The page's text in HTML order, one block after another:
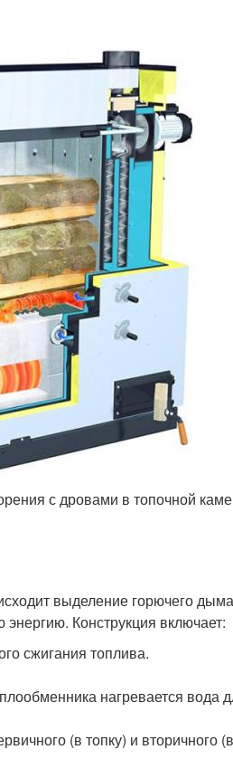
с дровами в топочной
выделение горючего
Конструкция включает:
сжигания топлива.
нагревается вода
(в топку) и вторичного